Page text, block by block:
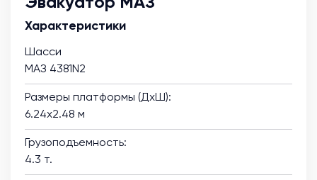
Характеристики
Шасси
МАЗ 4381N2
Размеры платформы (ДхШ):
6.24х2.48 м
Грузоподъемность:
4.3 т.